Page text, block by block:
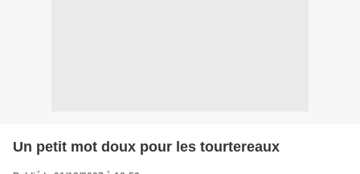
Un petit mot doux pour les tourtereaux